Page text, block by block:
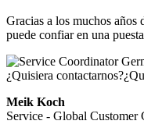
Gracias a los muchos años
puede confiar en una
¿Quisiera contactarnos?
Meik Koch
Service - Global Customer